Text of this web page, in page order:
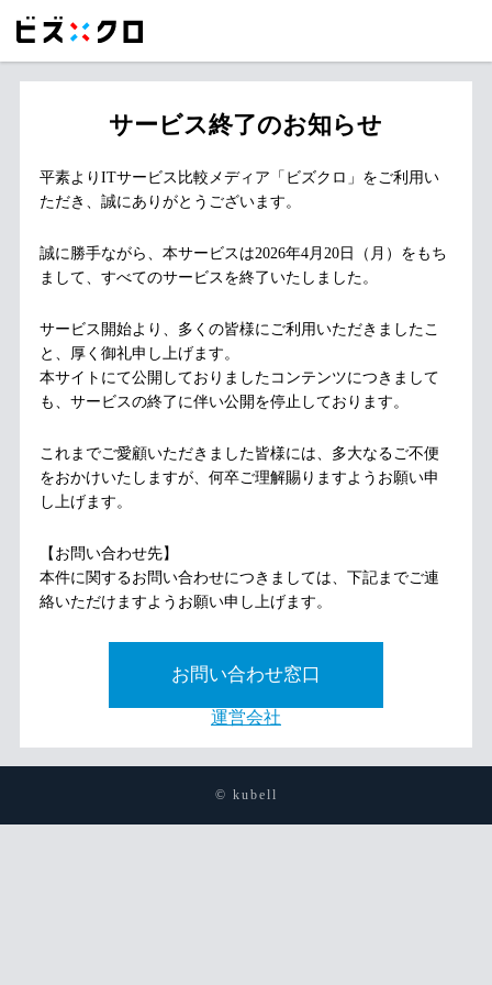
サービス終了のお知らせ
平素よりITサービス比較メディア「ビズクロ」をご利用い
ただき、誠にありがとうございます。
誠に勝手ながら、本サービスは2026年4月20日（月）をもち
まして、すべてのサービスを終了いたしました。
サービス開始より、多くの皆様にご利用いただきましたこ
と、厚く御礼申し上げます。
本サイトにて公開しておりましたコンテンツにつきまして
も、サービスの終了に伴い公開を停止しております。
これまでご愛顧いただきました皆様には、多大なるご不便
をおかけいたしますが、何卒ご理解賜りますようお願い申
し上げます。
【お問い合わせ先】
本件に関するお問い合わせにつきましては、下記までご連
絡いただけますようお願い申し上げます。
お問い合わせ窓口
運営会社
© kubell